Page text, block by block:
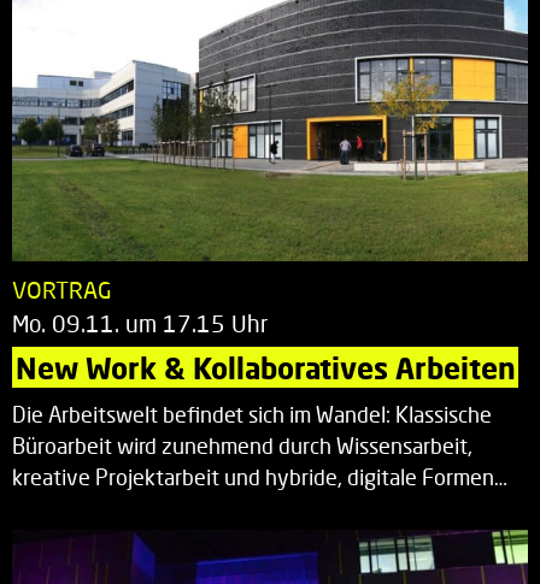
VORTRAG
Mo. 09.11. um 17.15 Uhr
New Work & Kollaboratives Arbeiten
Die Arbeitswelt befindet sich im Wandel: Klassische
Büroarbeit wird zunehmend durch Wissensarbeit,
kreative Projektarbeit und hybride, digitale Formen…